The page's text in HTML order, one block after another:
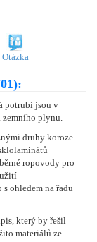
Otázka
potrubí jsou v
plynu.
druhy koroze
ropovody pro
ohledem na řadu
který by řešil
materiálů ze